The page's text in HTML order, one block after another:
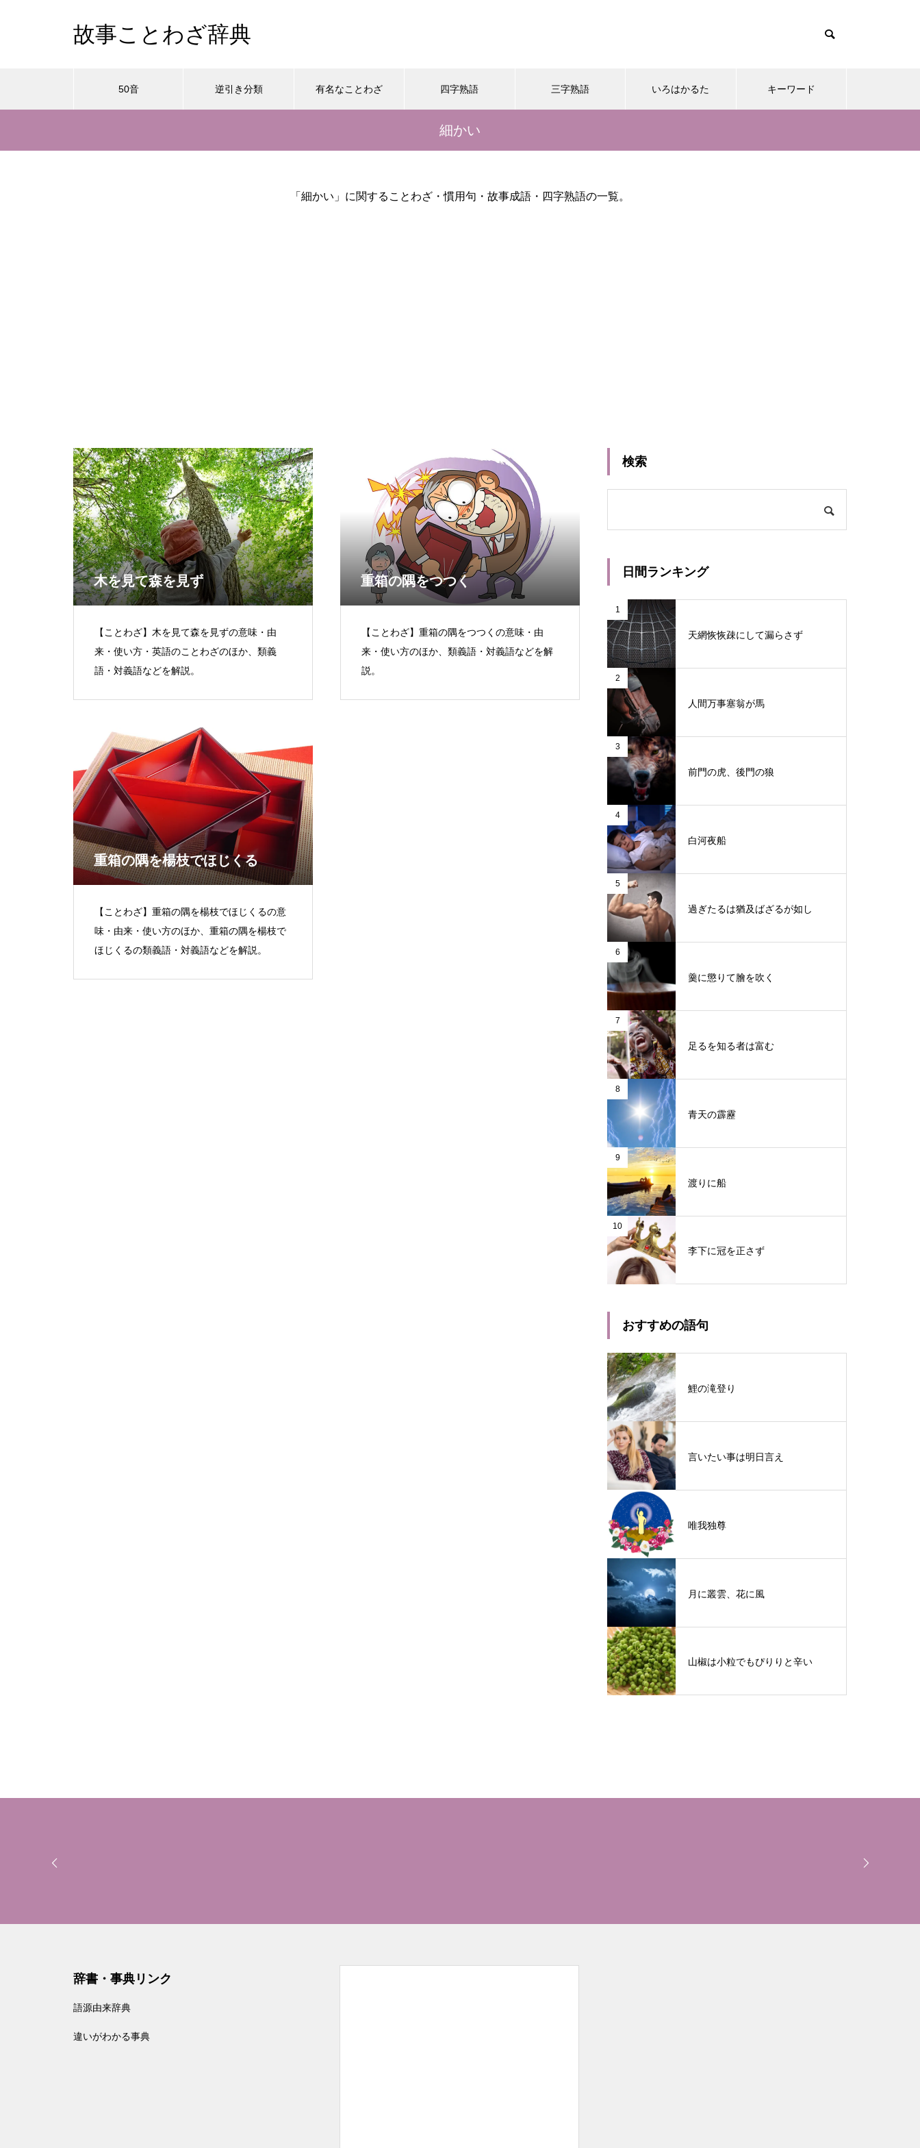
故事ことわざ辞典
50音 逆引き分類 有名なことわざ 四字熟語 三字熟語 いろはかるた キーワード
細かい
「細かい」に関することわざ・慣用句・故事成語・四字熟語の一覧。
木を見て森を見ず
【ことわざ】木を見て森を見ずの意味・由
来・使い方・英語のことわざのほか、類義
語・対義語などを解説。
重箱の隅をつつく
【ことわざ】重箱の隅をつつくの意味・由
来・使い方のほか、類義語・対義語などを解
説。
重箱の隅を楊枝でほじくる
【ことわざ】重箱の隅を楊枝でほじくるの意
味・由来・使い方のほか、重箱の隅を楊枝で
ほじくるの類義語・対義語などを解説。
検索
日間ランキング
1
天網恢恢疎にして漏らさず
2
人間万事塞翁が馬
3
前門の虎、後門の狼
4
白河夜船
5
過ぎたるは猶及ばざるが如し
6
羹に懲りて膾を吹く
7
足るを知る者は富む
8
青天の霹靂
9
渡りに船
10
李下に冠を正さず
おすすめの語句
鯉の滝登り
言いたい事は明日言え
唯我独尊
月に叢雲、花に風
山椒は小粒でもぴりりと辛い
辞書・事典リンク
語源由来辞典
違いがわかる事典